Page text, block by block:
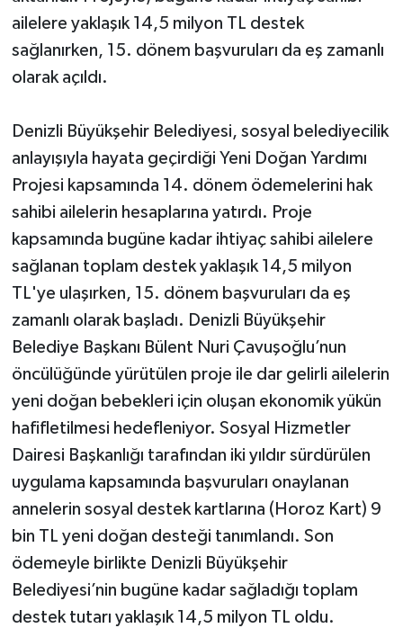
ailelere yaklaşık 14,5 milyon TL destek
sağlanırken, 15. dönem başvuruları da eş zamanlı
olarak açıldı.
Denizli Büyükşehir Belediyesi, sosyal belediyecilik
anlayışıyla hayata geçirdiği Yeni Doğan Yardımı
Projesi kapsamında 14. dönem ödemelerini hak
sahibi ailelerin hesaplarına yatırdı. Proje
kapsamında bugüne kadar ihtiyaç sahibi ailelere
sağlanan toplam destek yaklaşık 14,5 milyon
TL'ye ulaşırken, 15. dönem başvuruları da eş
zamanlı olarak başladı. Denizli Büyükşehir
Belediye Başkanı Bülent Nuri Çavuşoğlu’nun
öncülüğünde yürütülen proje ile dar gelirli ailelerin
yeni doğan bebekleri için oluşan ekonomik yükün
hafifletilmesi hedefleniyor. Sosyal Hizmetler
Dairesi Başkanlığı tarafından iki yıldır sürdürülen
uygulama kapsamında başvuruları onaylanan
annelerin sosyal destek kartlarına (Horoz Kart) 9
bin TL yeni doğan desteği tanımlandı. Son
ödemeyle birlikte Denizli Büyükşehir
Belediyesi’nin bugüne kadar sağladığı toplam
destek tutarı yaklaşık 14,5 milyon TL oldu.